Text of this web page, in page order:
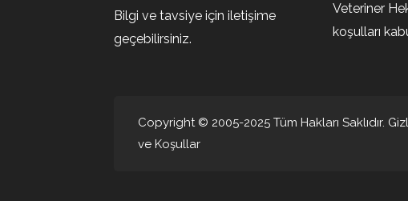
Bilgi ve tavsiye için iletişime
geçebilirsiniz.
Veteriner
koşulları
Copyright © 2005-2025 Tüm Hakları Saklıdır.
ve Koşullar